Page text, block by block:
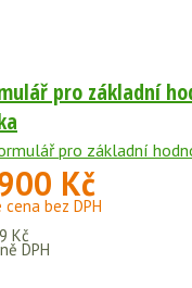
pro základní
Kč
cena bez DPH
Kč
DPH